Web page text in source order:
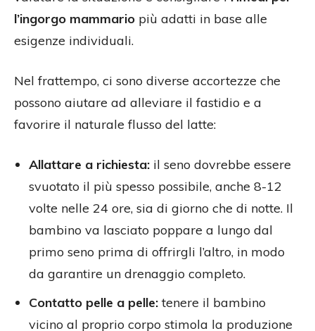
l’ingorgo mammario più adatti in base alle
esigenze individuali.
Nel frattempo, ci sono diverse accortezze che
possono aiutare ad alleviare il fastidio e a
favorire il naturale flusso del latte:
Allattare a richiesta: il seno dovrebbe essere
svuotato il più spesso possibile, anche 8-12
volte nelle 24 ore, sia di giorno che di notte. Il
bambino va lasciato poppare a lungo dal
primo seno prima di offrirgli l’altro, in modo
da garantire un drenaggio completo.
Contatto pelle a pelle: tenere il bambino
vicino al proprio corpo stimola la produzione